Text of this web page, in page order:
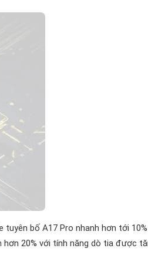
bố A17 Pro nhanh hơn tới
hơn 20% với tính năng dò tia được